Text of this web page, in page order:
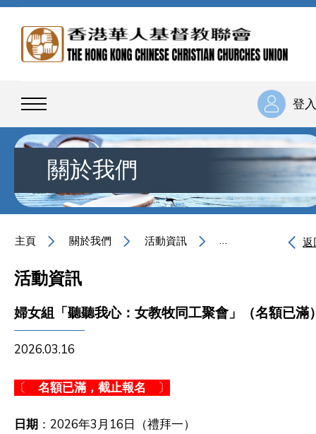
登入
關於我們
主頁 關於我們 活動資訊 婦女組「聽聽我心返
活動資訊
婦女組「聽聽我心：女教牧同工聚會」（名額已滿
2026.03.16
〔 名額已滿，截止報名 〕
日期 ：2026年3月16日（禮拜一）